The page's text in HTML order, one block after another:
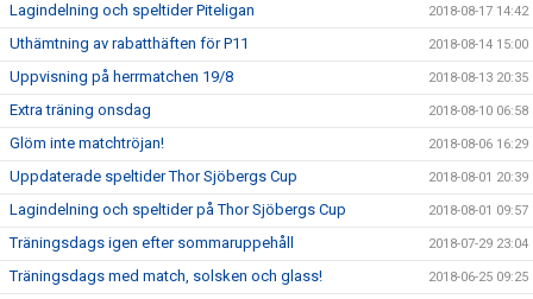
Lagindelning och speltider Piteligan 2018-08-17 14:42
Uthämtning av rabatthäften för P11 2018-08-14 15:00
Uppvisning på herrmatchen 19/8 2018-08-13 20:35
Extra träning onsdag 2018-08-10 06:58
Glöm inte matchtröjan! 2018-08-06 16:29
Uppdaterade speltider Thor Sjöbergs Cup 2018-08-01 20:39
Lagindelning och speltider på Thor Sjöbergs Cup 2018-08-01 09:57
Träningsdags igen efter sommaruppehåll 2018-07-29 23:04
Träningsdags med match, solsken och glass! 2018-06-25 09:25